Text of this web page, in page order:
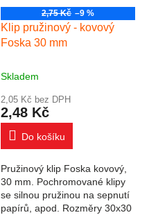
2,75 Kč –9 %
Klip pružinový - kovový
Foska 30 mm
Skladem
2,05 Kč bez DPH
2,48 Kč
Do košíku
Pružinový klip Foska kovový,
30 mm. Pochromované klipy
se silnou pružinou na sepnutí
papírů, apod. Rozměry 30x30